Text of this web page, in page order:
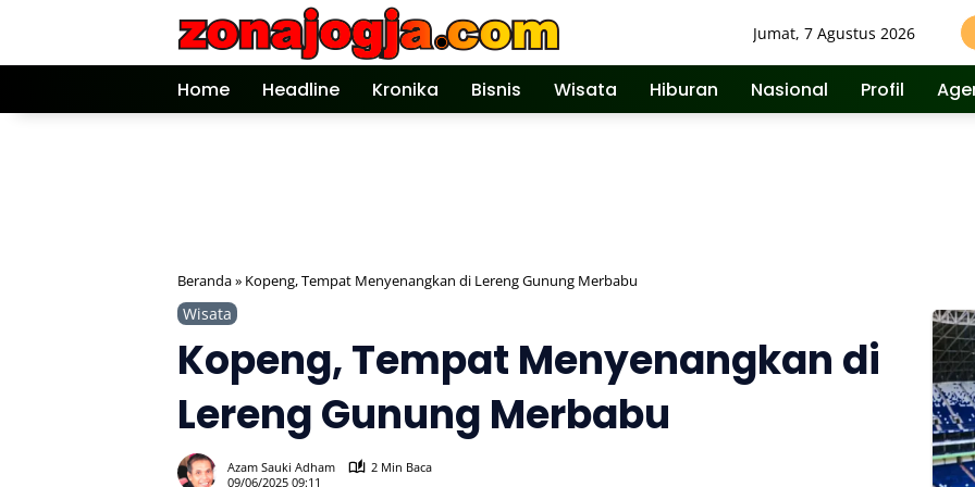
Jumat, 7 Agustus 2026
Home Headline Kronika Bisnis Wisata Hiburan Nasional Profil
Beranda» Kopeng, Tempat Menyenangkan di Lereng Gunung Merbabu
Wisata
Kopeng, Tempat Menyenangkan di
Lereng Gunung Merbabu
Azam Sauki Adham
2 Min Baca
09/06/2025 09:11